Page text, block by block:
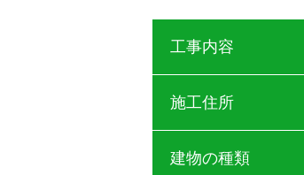
工事内容
施工住所
建物の種類